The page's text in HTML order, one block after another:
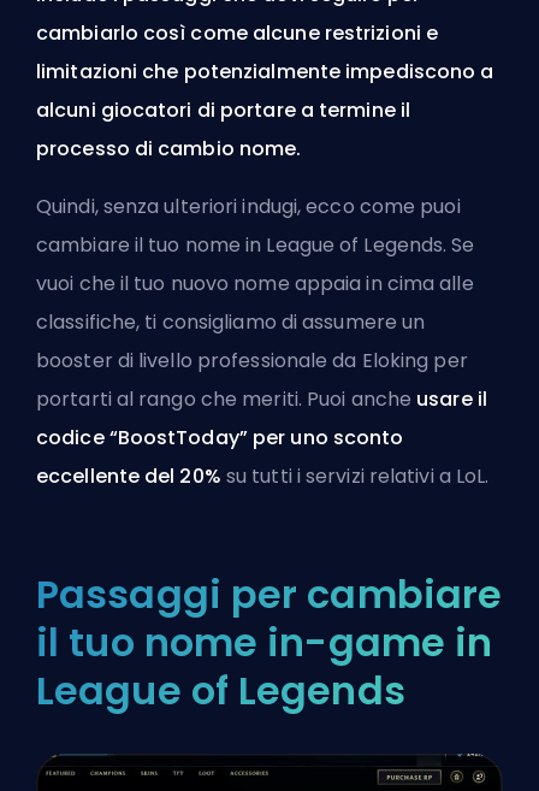
cambiarlo così come alcune restrizioni e
limitazioni che potenzialmente impediscono a
alcuni giocatori di portare a termine il
processo di cambio nome.
Quindi, senza ulteriori indugi, ecco come puoi
cambiare il tuo nome in League of Legends. Se
vuoi che il tuo nuovo nome appaia in cima alle
classifiche, ti consigliamo diassumere un
booster di livello professionale da Eloking per
portarti al rango che meriti. Puoi anche usare il
codice “BoostToday” per uno sconto
eccellente del 20% su tutti i servizi relativi a LoL.
Passaggi per cambiare
il tuo nome in-game in
League of Legends